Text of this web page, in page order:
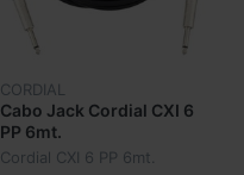
CORDIAL
Cabo Jack Cordial CXI 6
PP 6mt.
Cordial CXI 6 PP 6mt.